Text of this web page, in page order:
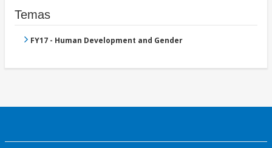
Temas
FY17 - Human Development and Gender